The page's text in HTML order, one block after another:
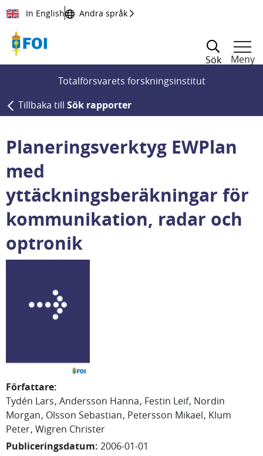
Till innehållet
In English Andra språk
Sök
Meny
Totalförsvarets forskningsinstitut
Tillbaka till Sök rapporter
Planeringsverktyg EWPlan
med
yttäckningsberäkningar för
kommunikation, radar och
optronik
Författare:
Tydén Lars Andersson Hanna Festin Leif Nordin
Morgan Olsson Sebastian Petersson Mikael Klum
Peter Wigren Christer
Publiceringsdatum: 2006-01-01